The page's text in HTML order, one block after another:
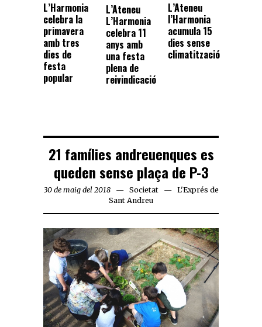
L’Harmonia
celebra la
primavera
amb tres
dies de
festa
popular
L’Ateneu
L’Harmonia
celebra 11
anys amb
una festa
plena de
reivindicació
L’Ateneu
l’Harmonia
acumula 15
dies sense
climatització
21 famílies andreuenques es
queden sense plaça de P-3
30 de maig del 2018 Societat
L'Exprés de
Sant Andreu